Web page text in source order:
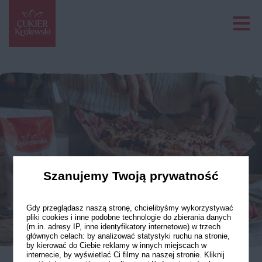
Szanujemy Twoją prywatność
Gdy przeglądasz naszą stronę, chcielibyśmy wykorzystywać
pliki cookies i inne podobne technologie do zbierania danych
(m.in. adresy IP, inne identyfikatory internetowe) w trzech
głównych celach: by analizować statystyki ruchu na stronie,
by kierować do Ciebie reklamy w innych miejscach w
internecie, by wyświetlać Ci filmy na naszej stronie. Kliknij